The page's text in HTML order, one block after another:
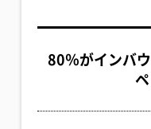
80％がインバ